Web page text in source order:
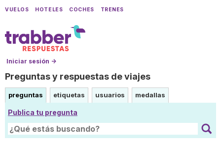
VUELOS HOTELES COCHES TRENES
Iniciar sesión →
Preguntas y respuestas de viajes
preguntas etiquetas usuarios medallas
Publica tu pregunta